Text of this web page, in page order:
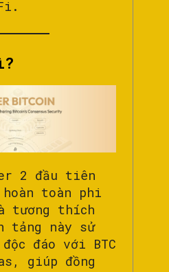
2 đầu tiên
toàn phi
tương thích
tảng này sử
đáo với BTC
giúp đồng